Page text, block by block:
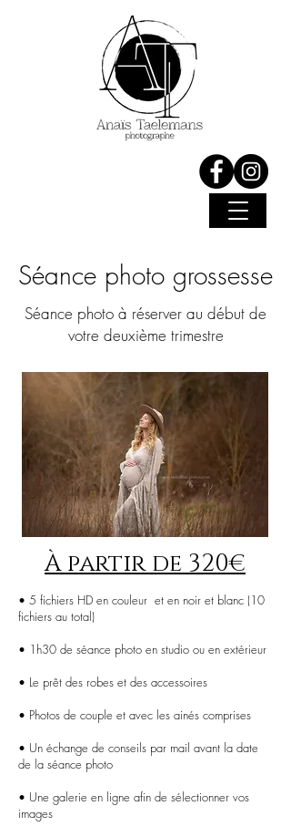
Séance photo grossesse
Séance photo à réserver au début de
votre deuxième trimestre
À partir de320€
• 5 fichiers HD en couleur et en noir et blanc (10
fichiers au total)
• 1h30 de séance photo en studio ou en extérieur
• Le prêt des robes et des accessoires
• Photos de couple et avec les ainés comprises
• Un échange de conseils par mail avant la date
de la séance photo
• Une galerie en ligne afin de sélectionner vos
images